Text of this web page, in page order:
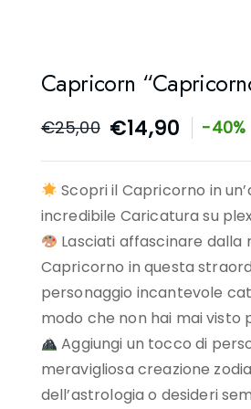
Capricorn
€25,00 €14,90 -40%
Scopri il Capricorno in
incredibile Caricatura su
Lasciati affascinare
Capricorno in questa
personaggio incantevole
modo che non hai mai visto
Aggiungi un tocco di
meravigliosa creazione
dell’astrologia o desideri